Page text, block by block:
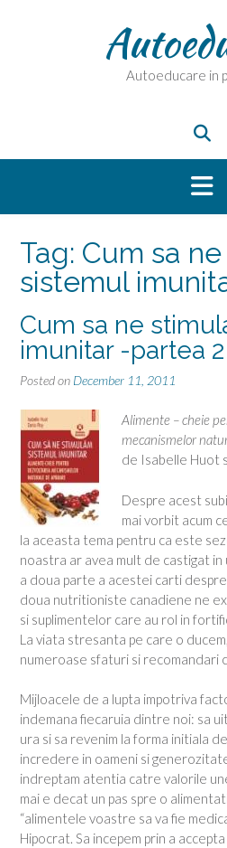
Autoeducare in
Tag: Cum sa
sistemul
Cum sa ne
imunitar -partea 2
Posted on December 11, 2011
Alimente – cheie
mecanismelor
de Isabelle Huot
Despre acest
mai vorbit acum
la aceasta tema pentru ca este
noastra ar avea mult de castigat
a doua parte a acestei carti
doua nutritioniste canadiene ne
si suplimentelor care au rol in
La viata stresanta pe care o
numeroase sfaturi si recomandari
Mijloacele de a lupta impotriva
indemana fiecaruia dintre noi: sa
ura si sa revenim la forma initiala
incredere in oameni si
indreptam atentia catre valorile
mai e decat un pas spre o
“alimentele voastre sa va fie
Hipocrat. Sa incepem prin a